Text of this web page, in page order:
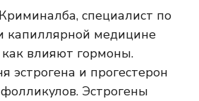
специалист по
капиллярной медицине
как влияют гормоны.
эстрогена и прогестерон
Эстрогены